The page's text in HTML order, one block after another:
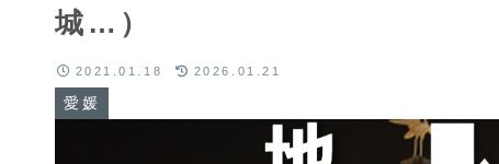
城…）
愛媛
2021.01.18 2026.01.21